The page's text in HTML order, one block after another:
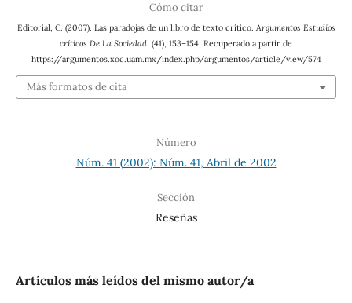
Cómo citar
Editorial, C. (2007). Las paradojas de un libro de texto crítico. Argumentos Estudios
críticos De La Sociedad, (41), 153–154. Recuperado a partir de
https://argumentos.xoc.uam.mx/index.php/argumentos/article/view/574
Más formatos de cita
Número
Núm. 41 (2002): Núm. 41, Abril de 2002
Sección
Reseñas
Artículos más leídos del mismo autor/a